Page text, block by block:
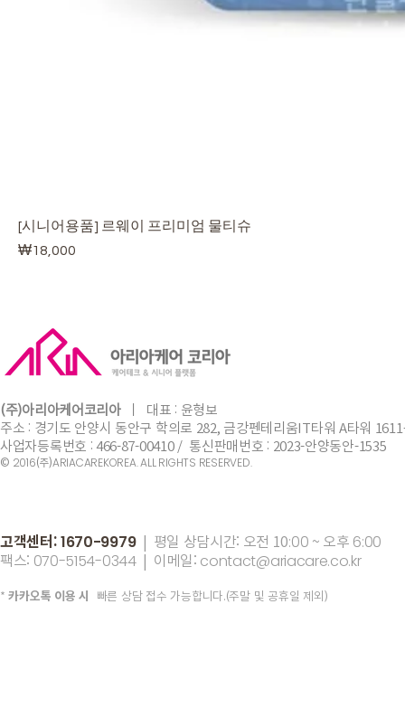
[시니어용품] 르웨이 프리미엄 물티슈
가격
₩18,000
(주)아리아케어코리아 ㅣ ​대표 : 윤형보
주소 : 경기도 안양시 동안구 학의로 282, 금강펜테리움IT타워 A타워
사업자등록번호 : 466-87-00410 / 통신판매번호 : 2023-안양동안-1535
© 2016(주)ARIACAREKOREA. ALL RIGHTS RESERVED.
고객센터:1670-9979 | 평일 상담시간: 오전 10:00 ~ 오후 6:00
팩스: 070-5154-0344| 이메일: contact@ariacare.co.kr
*카카오톡 이용 시 빠른 상담 접수 가능합니다.(주말 및 공휴일 제외)